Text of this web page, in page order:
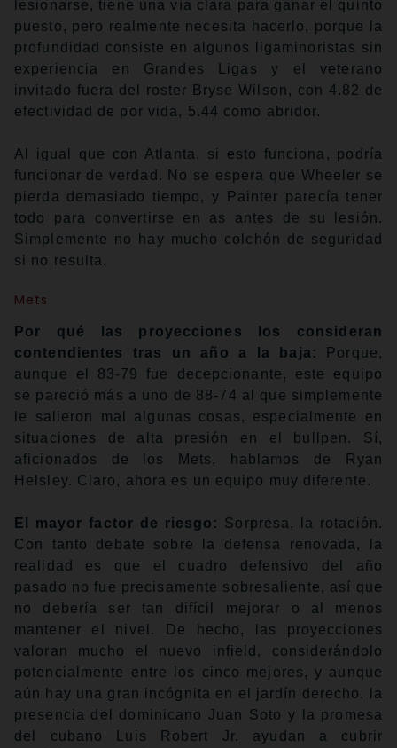
lesionarse, tiene una vía clara para ganar el quinto
puesto, pero realmente necesita hacerlo, porque la
profundidad consiste en algunos ligaminoristas sin
experiencia en Grandes Ligas y el veterano
invitado fuera del roster Bryse Wilson, con 4.82 de
efectividad de por vida, 5.44 como abridor.
Al igual que con Atlanta, si esto funciona, podría
funcionar de verdad. No se espera que Wheeler se
pierda demasiado tiempo, y Painter parecía tener
todo para convertirse en as antes de su lesión.
Simplemente no hay mucho colchón de seguridad
si no resulta.
Mets
Por qué las proyecciones los consideran
contendientes tras un año a la baja:
Porque,
aunque el 83-79 fue decepcionante, este equipo
se pareció más a uno de 88-74 al que simplemente
le salieron mal algunas cosas, especialmente en
situaciones de alta presión en el bullpen. Sí,
aficionados de los Mets, hablamos de Ryan
Helsley. Claro, ahora es un equipo muy diferente.
El mayor factor de riesgo: Sorpresa, la rotación.
Con tanto debate sobre la defensa renovada, la
realidad es que el cuadro defensivo del año
pasado no fue precisamente sobresaliente, así que
no debería ser tan difícil mejorar o al menos
mantener el nivel. De hecho, las proyecciones
valoran mucho el nuevo infield, considerándolo
potencialmente entre los cinco mejores, y aunque
aún hay una gran incógnita en el jardín derecho, la
presencia del dominicano Juan Soto y la promesa
del cubano Luis Robert Jr. ayudan a cubrir